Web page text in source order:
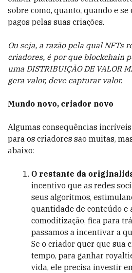
sobre como, quanto, quando e
pagos pelas suas criações.
Ou seja, a razão pela qual NFTs
criadores, é por que blockchain
uma DISTRIBUIÇÃO DE VALOR
gera valor, deve capturar valor.
Mundo novo, criador novo
Algumas consequências
para os criadores são muitas,
abaixo:
O restante da
incentivo que as redes
seus algoritmos,
quantidade de conteúdo e
comoditização, fica para
passamos a incentivar a
Se o criador quer que sua
tempo, para ganhar
vida, ele precisa investir